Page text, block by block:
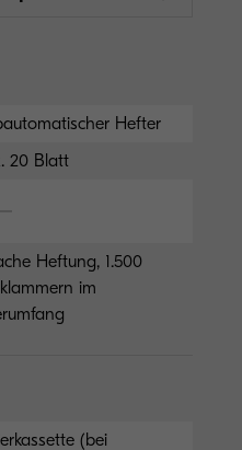
Hefter
20 Blatt
Heftung, 1.500
im
(bei